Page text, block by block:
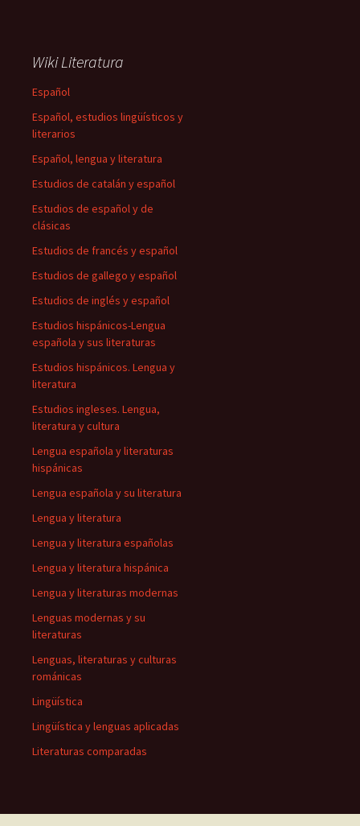
Wiki Literatura
Español
Español, estudios lingüísticos y
literarios
Español, lengua y literatura
Estudios de catalán y español
Estudios de español y de
clásicas
Estudios de francés y español
Estudios de gallego y español
Estudios de inglés y español
Estudios hispánicos-Lengua
española y sus literaturas
Estudios hispánicos. Lengua y
literatura
Estudios ingleses. Lengua,
literatura y cultura
Lengua española y literaturas
hispánicas
Lengua española y su literatura
Lengua y literatura
Lengua y literatura españolas
Lengua y literatura hispánica
Lengua y literaturas modernas
Lenguas modernas y su
literaturas
Lenguas, literaturas y culturas
románicas
Lingüística
Lingüística y lenguas aplicadas
Literaturas comparadas